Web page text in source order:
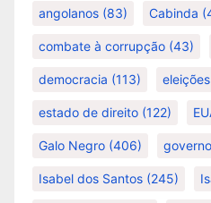
angolanos (83) Cabinda
combate à corrupção (43)
democracia (113) eleições
estado de direito (122)
Galo Negro (406) governo
Isabel dos Santos (245)